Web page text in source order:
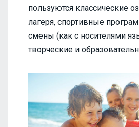
пользуются классические
лагеря, спортивные
смены (как с носителями
творческие и